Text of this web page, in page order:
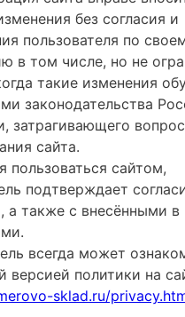
без согласия и
пользователя по
в том числе, но не
такие изменения
законодательства
затрагивающего
сайта.
пользоваться сайтом,
подтверждает
а также с внесёнными в
всегда может
версией политики на
sklad.ru/